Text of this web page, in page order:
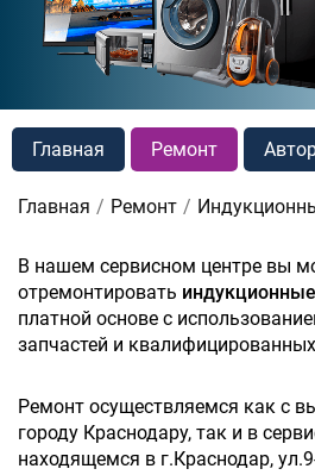
Главная Ремонт
Главная Ремонт
В нашем сервисном центре вы
отремонтировать
платной основе с
запчастей и
Ремонт осуществляемся как с
городу Краснодару, так и в
находящемся в г.Краснодар,